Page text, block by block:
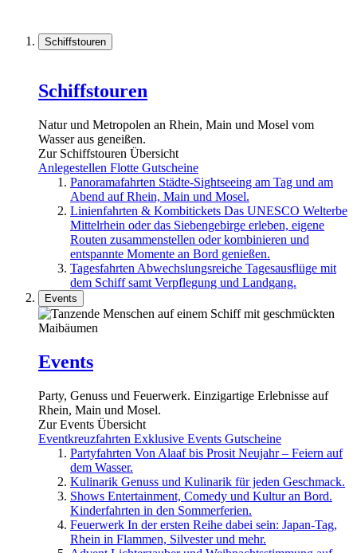
Schiffstouren
Schiffstouren
Natur und Metropolen an Rhein, Main und Mosel vom
Wasser aus geneißen.
Zur Schiffstouren Übersicht
Anlegestellen Flotte Gutscheine
Panoramafahrten Städte-Sightseeing am Tag und am
Abend auf Rhein, Main und Mosel.
Linienfahrten & Kombitickets Das UNESCO Welterbe
Mittelrhein oder das Siebengebirge erleben, eigene
Routen zusammenstellen oder kombinieren und
entspannte Momente an Bord genießen.
Tagesfahrten Abwechslungsreiche Tagesausflüge mit
dem Schiff samt Verpflegung und Landgang.
Events
Events
Party, Genuss und Feuerwerk. Einzigartige Erlebnisse auf
Rhein, Main und Mosel.
Zur Events Übersicht
Eventkreuzfahrten Exklusive Events Gutscheine
Partyfahrten Von Alaaf bis Prosit Neujahr – Feiern auf
dem Wasser.
Kulinarik Genuss und Kulinarik für jeden Geschmack.
Shows Entertainment, Comedy und Kultur an Bord.
Kinderfahrten in den Sommerferien.
Feuerwerk In der ersten Reihe dabei sein: Japan-Tag,
Rhein in Flammen, Silvester und mehr.